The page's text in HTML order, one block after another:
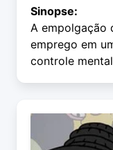
Sinopse:
A empolgação
emprego em
controle